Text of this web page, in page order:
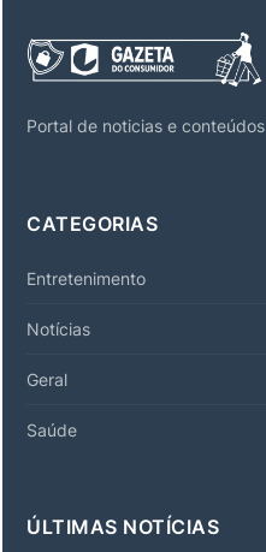
Portal de noticias e conteúdos
CATEGORIAS
Entretenimento
Notícias
Geral
Saúde
ÚLTIMAS NOTÍCIAS